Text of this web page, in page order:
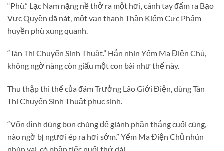
“Phù.” Lạc Nam nặng nề thở ra một hơi, cánh tay đấm ra Bạo
Vực Quyền đã nát, một vạn thanh Thần Kiếm Cực Phẩm
huyền phù xung quanh.
“Tàn Thi Chuyển Sinh Thuật.” Hắn nhìn Yểm Ma Điện Chủ,
không ngờ nàng còn giấu một con bài như thế này.
Thu thập thi thể của đám Trưởng Lão Giới Điện, dùng Tàn
Thi Chuyển Sinh Thuật phục sinh.
“Vốn định dùng bọn chúng để giành phần thắng cuối cùng,
nào ngờ bị ngươi ép ra hơi sớm.” Yểm Ma Điện Chủ nhún